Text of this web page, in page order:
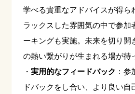
学べる貴重なアドバイスが得ら
ラックスした雰囲気の中で参加
ーキングも実施。未来を切り開
の熱い繋がりが生まれる場が待
・ 実用的なフィードバック ：
ドバックをし合い、より良い自